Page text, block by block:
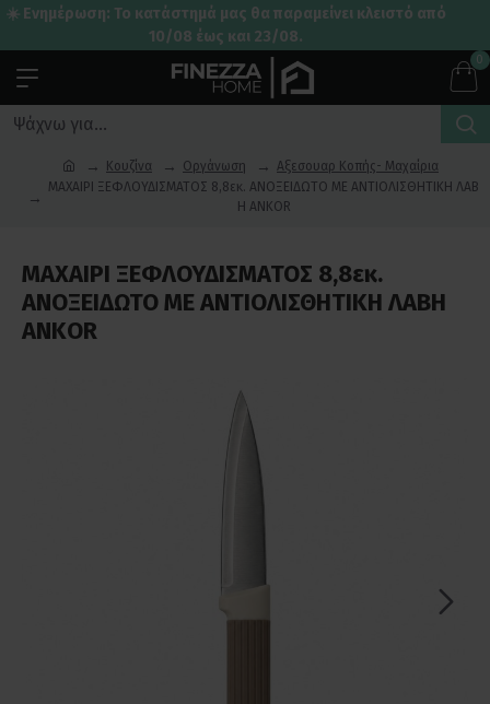
☀️ Ενημέρωση: Το κατάστημά μας θα παραμείνει κλειστό από
10/08 έως και 23/08.
0
Κουζίνα Οργάνωση
Αξεσουαρ Κοπής- Μαχαίρια
ΜΑΧΑΙΡΙ ΞΕΦΛΟΥΔΙΣΜΑΤΟΣ 8,8εκ. ΑΝΟΞΕΙΔΩΤΟ ΜΕ ΑΝΤΙΟΛΙΣΘΗΤΙΚΗ ΛΑΒ
Η ANKOR
ΜΑΧΑΙΡΙ ΞΕΦΛΟΥΔΙΣΜΑΤΟΣ 8,8εκ.
ΑΝΟΞΕΙΔΩΤΟ ΜΕ ΑΝΤΙΟΛΙΣΘΗΤΙΚΗ ΛΑΒΗ
ANKOR